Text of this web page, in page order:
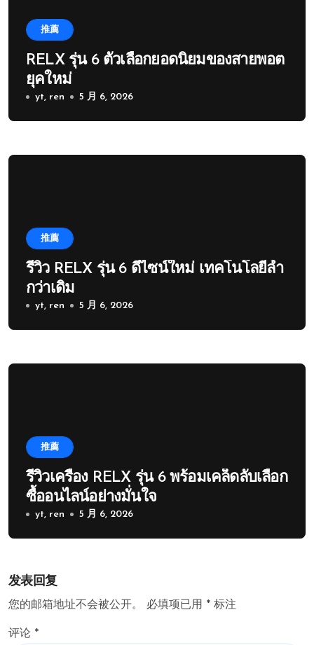
推薦
RELX รุ่น 6 ตัวเลือกยอดนิยมของสายพอต
ยุคใหม่
yt, ren 5 月 6, 2026
推薦
รีวิว RELX รุ่น 6 ดีไซน์ใหม่ เทคโนโลยีล้ำ
กว่าเดิม
yt, ren 5 月 6, 2026
推薦
รีวิวเครื่อง RELX รุ่น 6 พร้อมเคล็ดลับเลือก
ซื้ออนไลน์อย่างมั่นใจ
yt, ren 5 月 6, 2026
发表回复
您的邮箱地址不会被公开。 必填项已用 * 标注
评论 *